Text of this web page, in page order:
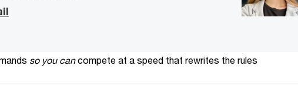
so you can compete at a speed that rewrites the rules